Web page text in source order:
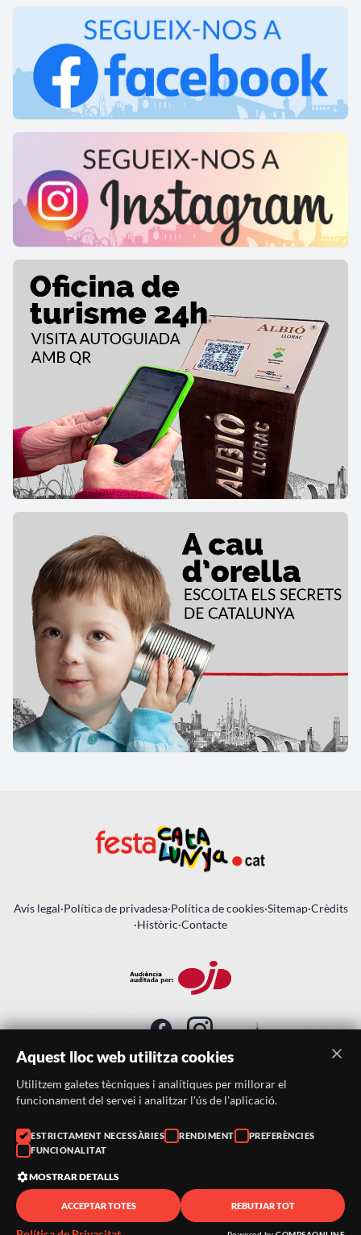
Avís legal·Política de privadesa·Política de cookies·Sitemap·Crèdits
·Històric·Contacte
SUBSCRIU-TE AL BUTLLETÍ
Telèfon:
938046359
Correu:
© 2026 ·FestaCatalunya
— Tots els drets reservats · Web
desenvolupada amb ❤️ perCompsaOnline
Aquest lloc web utilitza cookies
Utilitzem galetes tècniques i analítiques per millorar el
funcionament del servei i analitzar l'ús de l'aplicació.
ESTRICTAMENT NECESSÀRIES RENDIMENT
PREFERÈNCIES
FUNCIONALITAT
MOSTRAR DETALLS
ACCEPTAR TOTES REBUTJAR TOT